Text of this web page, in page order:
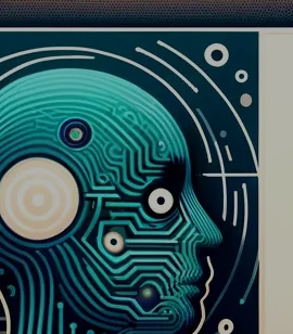
AI変革への道